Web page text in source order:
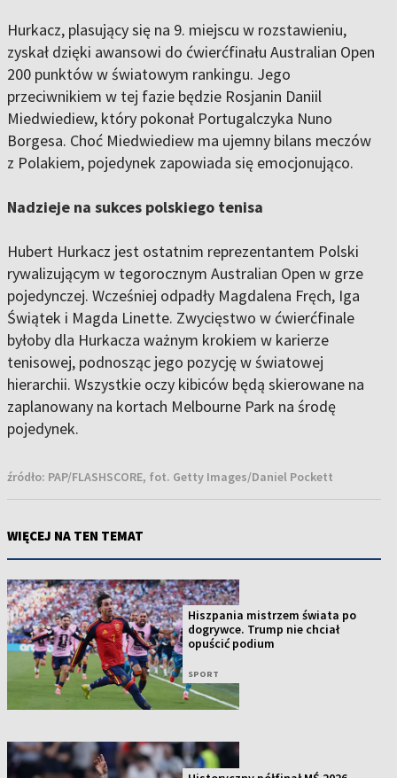
Hurkacz, plasujący się na 9. miejscu w rozstawieniu,
zyskał dzięki awansowi do ćwierćfinału Australian Open
200 punktów w światowym rankingu. Jego
przeciwnikiem w tej fazie będzie Rosjanin Daniil
Miedwiediew, który pokonał Portugalczyka Nuno
Borgesa. Choć Miedwiediew ma ujemny bilans meczów
z Polakiem, pojedynek zapowiada się emocjonująco.
Nadzieje na sukces polskiego tenisa
Hubert Hurkacz jest ostatnim reprezentantem Polski
rywalizującym w tegorocznym Australian Open w grze
pojedynczej. Wcześniej odpadły Magdalena Fręch, Iga
Świątek i Magda Linette. Zwycięstwo w ćwierćfinale
byłoby dla Hurkacza ważnym krokiem w karierze
tenisowej, podnosząc jego pozycję w światowej
hierarchii. Wszystkie oczy kibiców będą skierowane na
zaplanowany na kortach Melbourne Park na środę
pojedynek.
źródło: PAP/FLASHSCORE, fot. Getty Images/Daniel Pockett
WIĘCEJ NA TEN TEMAT
Hiszpania mistrzem świata po
dogrywce. Trump nie chciał
opuścić podium
SPORT